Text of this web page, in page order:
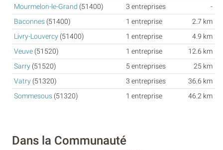
Mourmelon-le-Grand (51400) 3 entreprises
-
Baconnes (51400) 1 entreprise
2.7 km
Livry-Louvercy (51400) 1 entreprise
4.9 km
Veuve (51520) 1 entreprise
12.6 km
Sarry (51520) 5 entreprises
25 km
Vatry (51320) 3 entreprises
36.6 km
Sommesous (51320) 1 entreprise 46.2 km
Dans la Communauté